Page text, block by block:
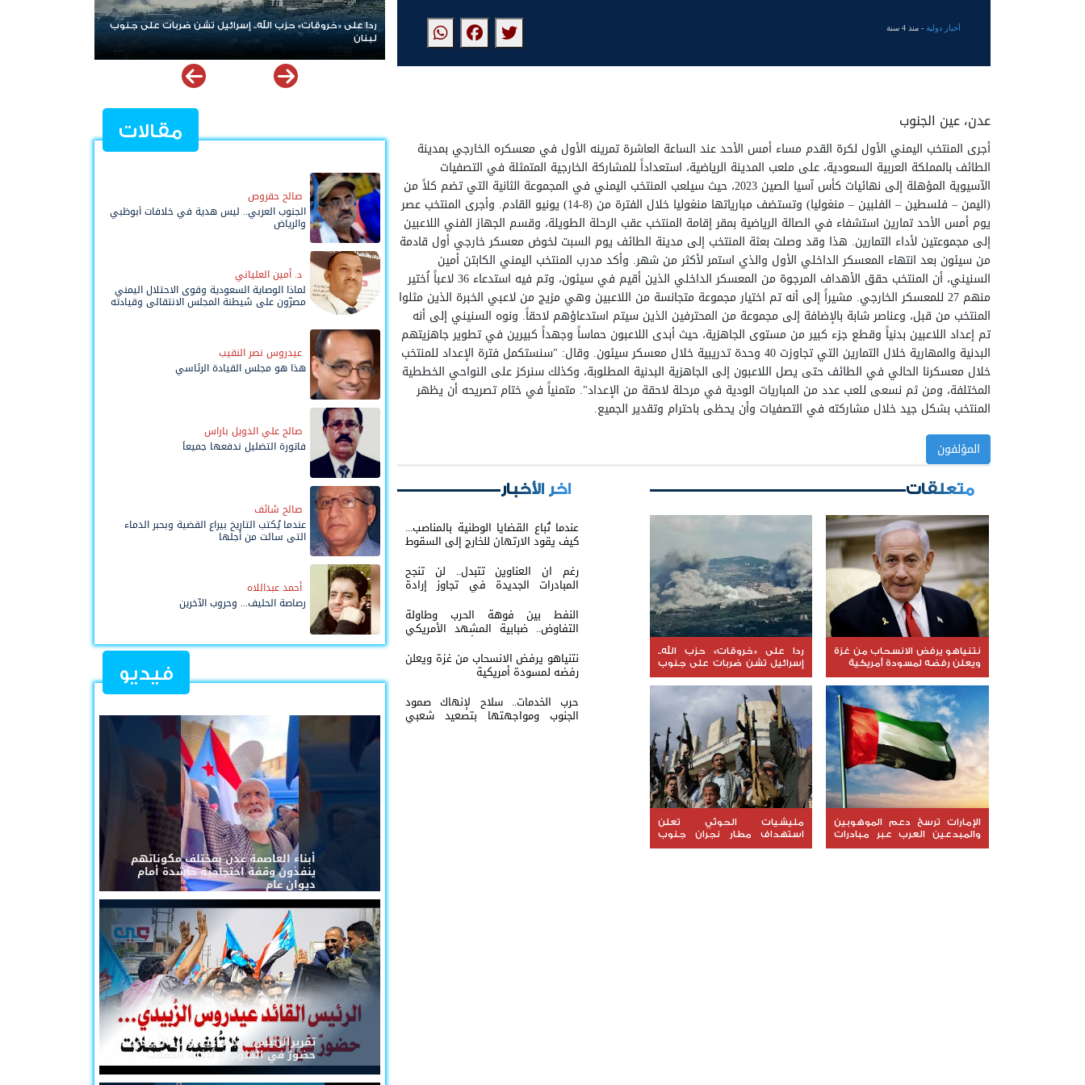
أخبار دولية- منذ 4 سنة
عدن، عين الجنوب
أجرى المنتخب اليمني الأول لكرة القدم مساء أمس الأحد عند الساعة العاشرة تمرينه الأول في معسكره الخارجي بمدينة
الطائف بالمملكة العربية السعودية، على ملعب المدينة الرياضية، استعداداً للمشاركة الخارجية المتمثلة في التصفيات
الآسيوية المؤهلة إلى نهائيات كأس آسيا الصين 2023، حيث سيلعب المنتخب اليمني في المجموعة الثانية التي تضم كلاً من
(اليمن – فلسطين – الفلبين – منغوليا) وتستضف مبارياتها منغوليا خلال الفترة من (8-14) يونيو القادم. وأجرى المنتخب عصر
يوم أمس الأحد تمارين استشفاء في الصالة الرياضية بمقر إقامة المنتخب عقب الرحلة الطويلة، وقسم الجهاز الفني اللاعبين
إلى مجموعتين لأداء التمارين. هذا وقد وصلت بعثة المنتخب إلى مدينة الطائف يوم السبت لخوض معسكر خارجي أول قادمة
من سيئون بعد انتهاء المعسكر الداخلي الأول والذي استمر لأكثر من شهر. وأكد مدرب المنتخب اليمني الكابتن أمين
السنيني، أن المنتخب حقق الأهداف المرجوة من المعسكر الداخلي الذين أقيم في سيئون، وتم فيه استدعاء 36 لاعباً اُختير
منهم 27 للمعسكر الخارجي. مشيراً إلى أنه تم اختيار مجموعة متجانسة من اللاعبين وهي مزيج من لاعبي الخبرة الذين مثلوا
المنتخب من قبل، وعناصر شابة بالإضافة إلى مجموعة من المحترفين الذين سيتم استدعاؤهم لاحقاً. ونوه السنيني إلى أنه
تم إعداد اللاعبين بدنياً وقطع جزء كبير من مستوى الجاهزية، حيث أبدى اللاعبون حماساً وجهداً كبيرين في تطوير جاهزيتهم
البدنية والمهارية خلال التمارين التي تجاوزت 40 وحدة تدريبية خلال معسكر سيئون. وقال: "سنستكمل فترة الإعداد للمنتخب
خلال معسكرنا الحالي في الطائف حتى يصل اللاعبون إلى الجاهزية البدنية المطلوبة، وكذلك سنركز على النواحي الخططية
المختلفة، ومن ثم نسعى للعب عدد من المباريات الودية في مرحلة لاحقة من الإعداد". متمنياً في ختام تصريحه أن يظهر
المنتخب بشكل جيد خلال مشاركته في التصفيات وأن يحظى باحترام وتقدير الجميع.
المؤلفون
متعلقات
نتنياهو يرفض الانسحاب من غزة
ويعلن رفضه لمسودة أمريكية
ردا على «خروقات» حزب الله..
إسرائيل تشن ضربات على جنوب
لبنان
الإمارات ترسخ دعم الموهوبين
والمبدعين العرب عبر مبادرات
مليشيات الحوثي تعلن
استهداف مطار نجران جنوب
اخر الأخبار
عندما تُباع القضايا الوطنية بالمناصب...
كيف يقود الارتهان للخارج إلى السقوط
رغم ان العناوين تتبدل.. لن تنجح
المبادرات الجديدة في تجاوز إرادة
النفط بين فوهة الحرب وطاولة
التفاوض.. ضبابية المشهد الأمريكي
الإيراني تعيد إشعال أسواق الطاقة
العالمية
نتنياهو يرفض الانسحاب من غزة ويعلن
رفضه لمسودة أمريكية
حرب الخدمات.. سلاح لإنهاك صمود
الجنوب ومواجهتها بتصعيد شعبي
ردا على «خروقات» حزب الله.. إسرائيل تشن ضربات على جنوب
لبنان
مقالات
صالح حقروص
الجنوب العربي.. ليس هدية في خلافات أبوظبي
والرياض
د. أمين العلياني
لماذا الوصاية السعودية وقوى الاحتلال اليمني
مصرّون على شيطنة المجلس الانتقالي وقيادته
عيدروس نصر النقيب
هذا هو مجلس القيادة الرئاسي
صالح علي الدويل باراس
فاتورة التضليل ندفعها جميعاً
صالح شائف
عندما يُكتب التاريخ بيراع القضية وبحبر الدماء
التي سالت من أجلها
أحمد عبداللاه
رصاصة الحليف... وحروب الآخرين
فيديو
أبناء العاصمة عدن بمختلف مكوناتهم
ينفذون وقفة احتجاجية حاشدة أمام
ديوان عام
تقريرالرئيس القائد عيدروس الزُبيدي...
حضورٌ في القلوب لا تُلغيه الحملات